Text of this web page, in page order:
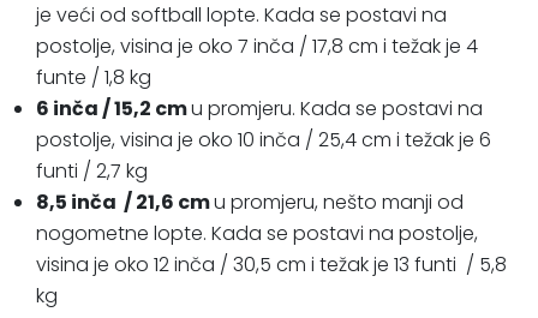
je veći od softball lopte. Kada se postavi na
postolje, visina je oko 7 inča / 17,8 cm i težak je 4
funte / 1,8 kg
6 inča / 15,2 cmu promjeru. Kada se postavi na
postolje, visina je oko 10 inča / 25,4 cm i težak je 6
funti / 2,7 kg
8,5 inča / 21,6 cmu promjeru, nešto manji od
nogometne lopte. Kada se postavi na postolje,
visina je oko 12 inča / 30,5 cm i težak je 13 funti / 5,8
kg